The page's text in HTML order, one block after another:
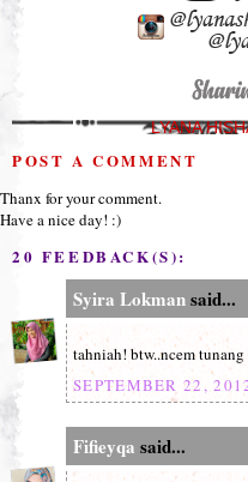
LYANA
POST A COMMENT
Thanx for your comment.
Have a nice day! :)
20 FEEDBACK(S):
Syira Lokmansaid...
tahniah! btw..ncem
SEPTEMBER 22,
Fifieyqa said...